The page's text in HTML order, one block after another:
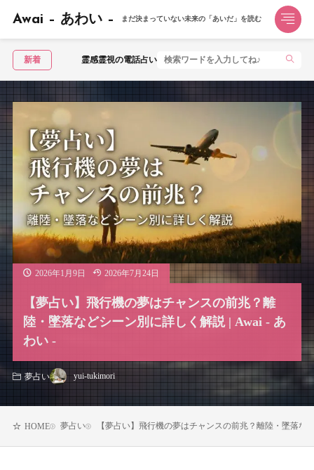
Awai – あわい – まだ決まっていない未来の「あいだ」を読む
新着
霊視の電話占いおすすめ3選｜霊視で不安を視てもらうならこの1社【2026年】
2026年1月9日 2026年7月24日
【夢占い】飛行機の夢はチャンスの前兆？離
陸・墜落などシーン別に詳しく解説 | Awai - あ
わい -
夢占い yui-tukimori
HOME 夢占い 【夢占い】飛行機の夢はチャンスの前兆？離陸・墜落な